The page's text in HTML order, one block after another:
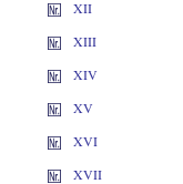
XII
XIII
XIV
XV
XVI
XVII